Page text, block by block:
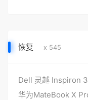
恢复 x 545
Dell 灵越 Inspiron